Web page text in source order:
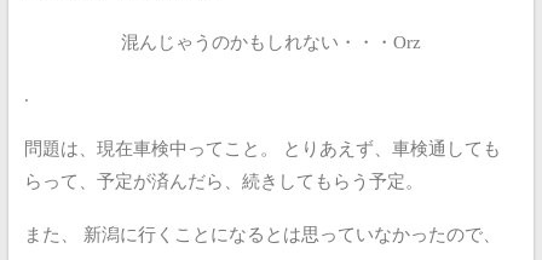
混んじゃうのかもしれない・・・Orz
.
問題は、現在車検中ってこと。
とりあえず、車検通しても
らって、予定が済んだら、続きしてもらう予定。
また、 新潟に行くことになるとは思っていなかったので、